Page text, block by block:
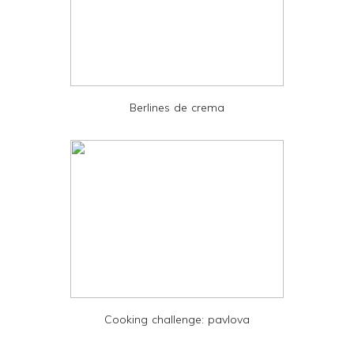
Berlines de crema
Cooking challenge: pavlova